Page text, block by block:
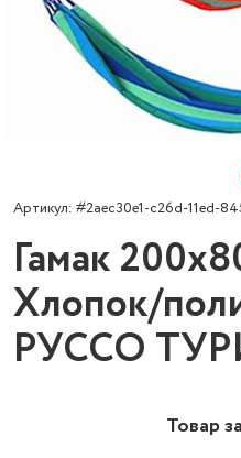
Артикул: #2aec30e1-c26d-11ed-
Гамак
Хлопок/
РУССО
Товар